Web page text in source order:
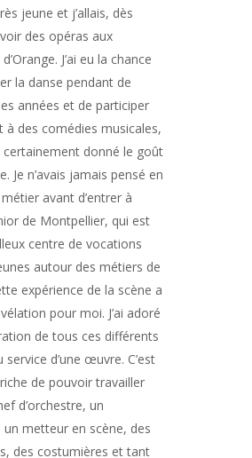
jeune et j’allais, dès
des opéras aux
J’ai eu la chance
la danse pendant de
années et de participer
à des comédies musicales,
certainement donné le goût
Je n’avais jamais pensé en
avant d’entrer à
de Montpellier, qui est
centre de vocations
autour des métiers de
expérience de la scène a
pour moi. J’ai adoré
de tous ces différents
d’une œuvre. C’est
de pouvoir travailler
d’orchestre, un
un metteur en scène, des
des costumières et tant